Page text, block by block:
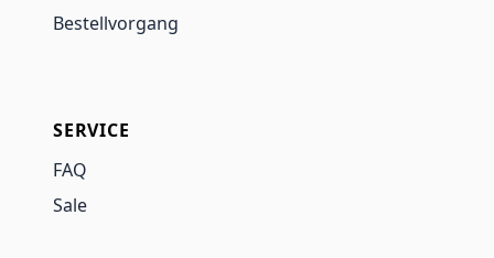
Bestellvorgang
SERVICE
FAQ
Sale